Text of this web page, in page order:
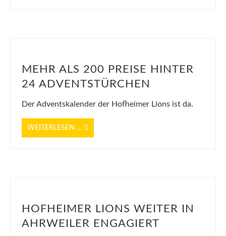
MEHR ALS 200 PREISE HINTER
24 ADVENTSTÜRCHEN
Der Adventskalender der Hofheimer Lions ist da.
WEITERLESEN …
HOFHEIMER LIONS WEITER IN
AHRWEILER ENGAGIERT